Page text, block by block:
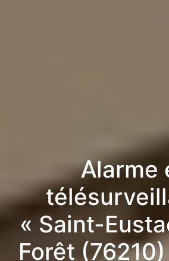
Alarme
« Saint-
Forêt